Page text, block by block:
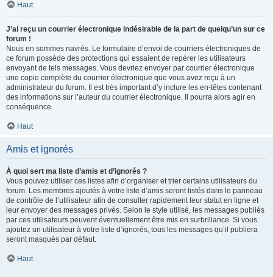
Haut
J’ai reçu un courrier électronique indésirable de la part de quelqu’un sur ce
forum !
Nous en sommes navrés. Le formulaire d’envoi de courriers électroniques de
ce forum possède des protections qui essaient de repérer les utilisateurs
envoyant de tels messages. Vous devriez envoyer par courrier électronique
une copie complète du courrier électronique que vous avez reçu à un
administrateur du forum. Il est très important d’y inclure les en-têtes contenant
des informations sur l’auteur du courrier électronique. Il pourra alors agir en
conséquence.
Haut
Amis et ignorés
À quoi sert ma liste d’amis et d’ignorés ?
Vous pouvez utiliser ces listes afin d’organiser et trier certains utilisateurs du
forum. Les membres ajoutés à votre liste d’amis seront listés dans le panneau
de contrôle de l’utilisateur afin de consulter rapidement leur statut en ligne et
leur envoyer des messages privés. Selon le style utilisé, les messages publiés
par ces utilisateurs peuvent éventuellement être mis en surbrillance. Si vous
ajoutez un utilisateur à votre liste d’ignorés, tous les messages qu’il publiera
seront masqués par défaut.
Haut